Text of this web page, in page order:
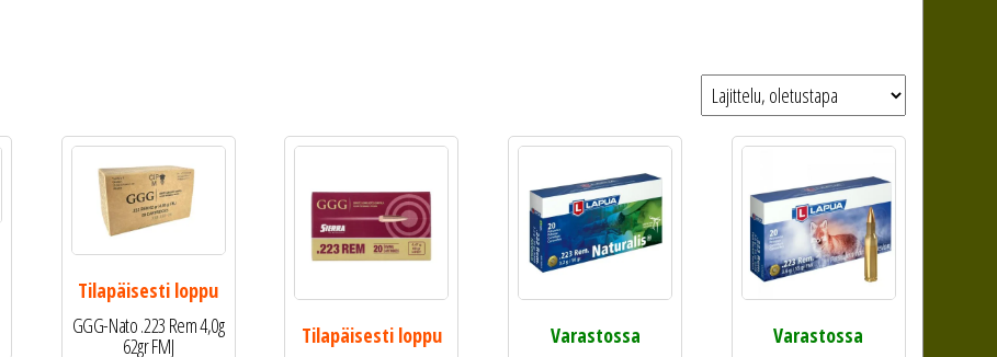
Tilapäisesti loppu
GGG-Nato .223 Rem 4,0g
62gr FMJ
Tilapäisesti loppu
Varastossa
Varastossa